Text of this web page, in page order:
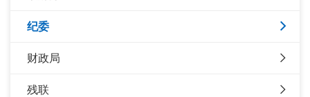
纪委
财政局
残联